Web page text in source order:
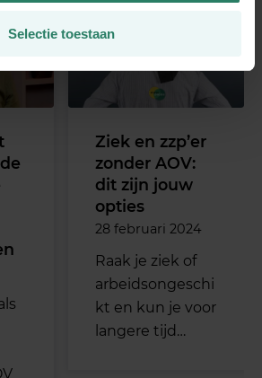
Selectie toestaan
Ziek en zzp’er
zonder AOV:
dit zijn jouw
opties
28 februari 2024
Raak je ziek of
arbeidsongeschi
kt en kun je voor
langere tijd…